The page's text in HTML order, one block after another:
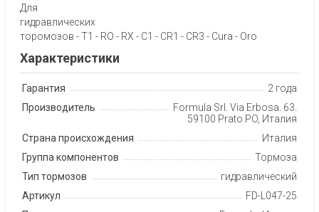
Для
гидравлических
торомозов - T1 - RO - RX - C1 - CR1 - CR3 - Cura - Oro
Характеристики
Гарантия
2 года
Производитель
Formula Srl, Via Erbosa, 63,
59100 Prato PO, Италия
Страна происхождения
Италия
Группа компонентов
Тормоза
Тип тормозов
гидравлический
Артикул
FD-L047-25